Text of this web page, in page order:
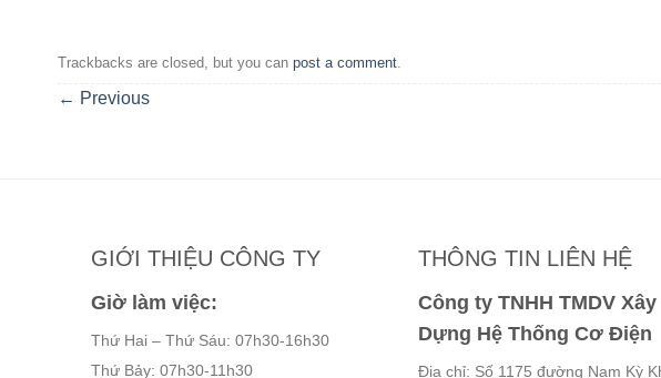
Trackbacks are closed, but you can post a comment.
← Previous
GIỚI THIỆU CÔNG TY
Giờ làm việc:
Thứ Hai – Thứ Sáu: 07h30-16h30
Thứ Bảy: 07h30-11h30
THÔNG TIN LIÊN HỆ
Công ty TNHH TMDV Xây
Dựng Hệ Thống Cơ Điện
Địa chỉ: Số 1175 đường Nam Kỳ